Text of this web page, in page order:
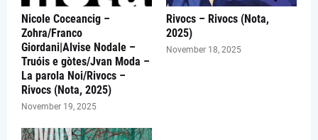
Nicole Coceancig –
Zohra/Franco
Giordani|Alvise Nodale –
Truóis e gòtes/Jvan Moda –
La parola Noi/Rivocs –
Rivocs (Nota, 2025)
November 19, 2025
Rivocs – Rivocs (Nota,
2025)
November 18, 2025